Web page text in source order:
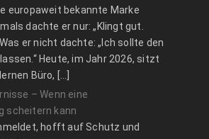
europaweit bekannte Marke
dachte er nur: „Klingt gut.
er nicht dachte: „Ich sollte den
Heute, im Jahr 2026, sitzt
Büro, […]
– Wenn eine
scheitern kann
hofft auf Schutz und